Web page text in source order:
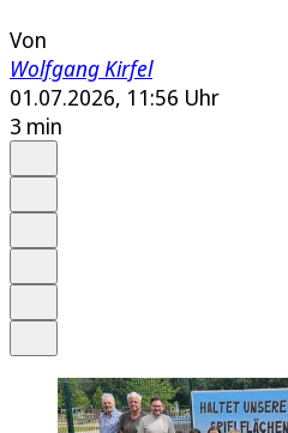
Von
Wolfgang Kirfel
01.07.2026, 11:56 Uhr
3 min